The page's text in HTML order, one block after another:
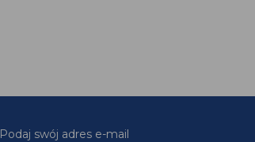
Podaj swój adres e-mail